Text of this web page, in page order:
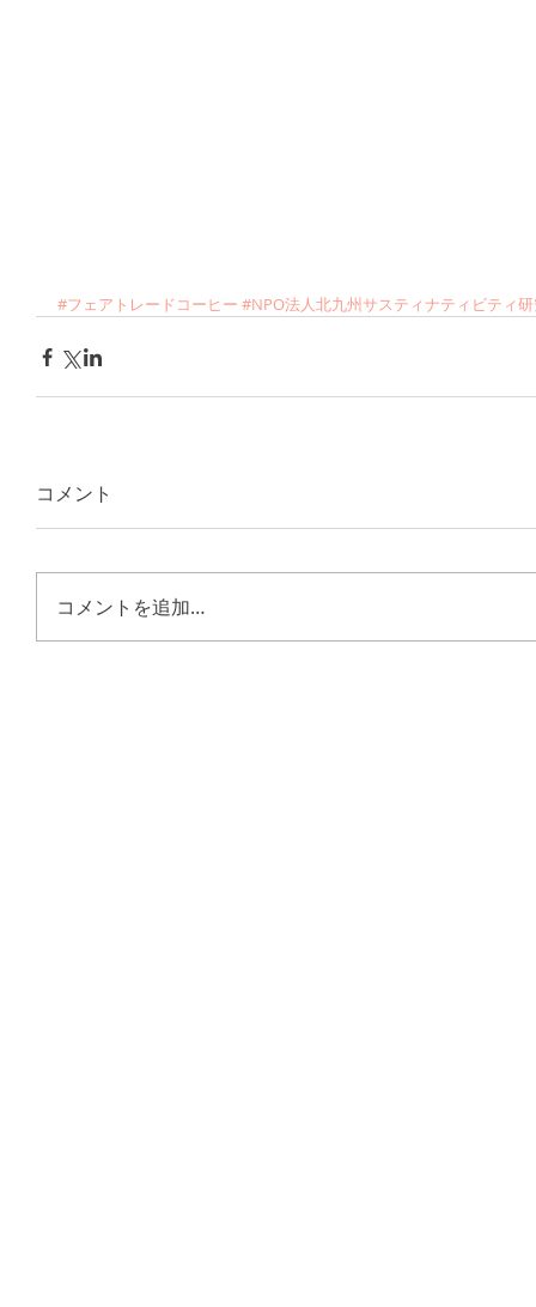
#フェアトレードコーヒー #NPO法人北九州サスティナティビティ
コメント
コメントを追加…